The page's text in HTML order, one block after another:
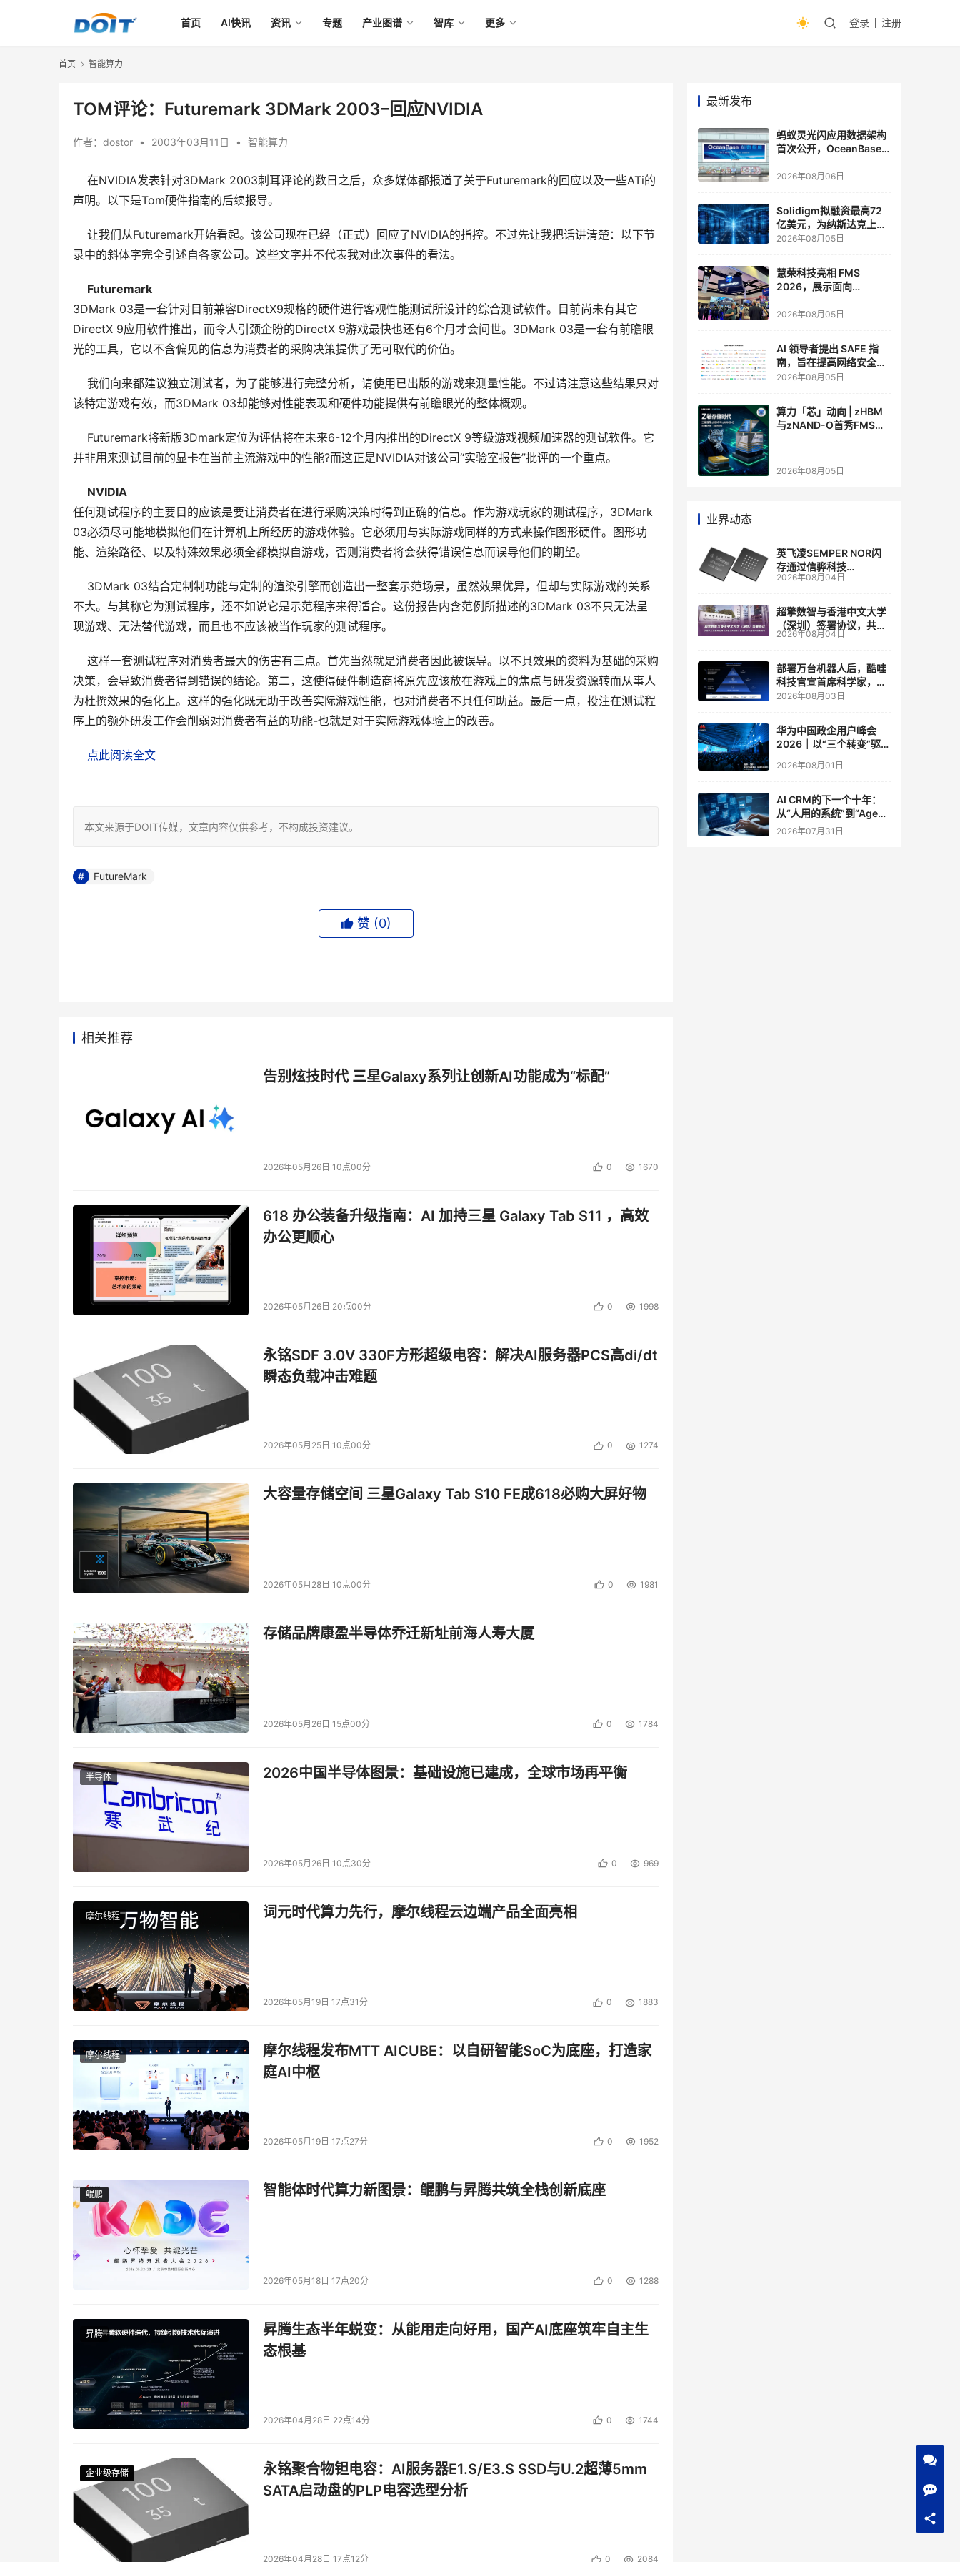
首页 AI快讯 资讯 专题 产业图谱 智库 更多 登录 注册
首页 智能算力
TOM评论：Futuremark 3DMark 2003–回应NVIDIA
作者： dostor • 2003年03月11日 • 智能算力
在NVIDIA发表针对3DMark 2003刺耳评论的数日之后，众多媒体都报道了关于Futuremark的回应以及一些ATi的
声明。以下是Tom硬件指南的后续报导。
让我们从Futuremark开始看起。该公司现在已经（正式）回应了NVIDIA的指控。不过先让我把话讲清楚：以下节
录中的斜体字完全引述自各家公司。这些文字并不代表我对此次事件的看法。
Futuremark
3DMark 03是一套针对目前兼容DirectX9规格的硬件进行客观性能测试所设计的综合测试软件。目前尚未有其它
DirectX 9应用软件推出，而令人引颈企盼的DirectX 9游戏最快也还有6个月才会问世。3DMark 03是一套有前瞻眼
光的工具，它以不含偏见的信息为消费者的采购决策提供了无可取代的价值。
我们向来都建议独立测试者，为了能够进行完整分析，请使用已出版的游戏来测量性能。不过请注意这些结果只对
该特定游戏有效，而3DMark 03却能够对性能表现和硬件功能提供有前瞻眼光的整体概观。
Futuremark将新版3Dmark定位为评估将在未来6-12个月内推出的DirectX 9等级游戏视频加速器的测试软件。它
并非用来测试目前的显卡在当前主流游戏中的性能?而这正是NVIDIA对该公司“实验室报告”批评的一个重点。
NVIDIA
任何测试程序的主要目的应该是要让消费者在进行采购决策时得到正确的信息。作为游戏玩家的测试程序，3DMark
03必须尽可能地模拟他们在计算机上所经历的游戏体验。它必须用与实际游戏同样的方式来操作图形硬件。图形功
能、渲染路径、以及特殊效果必须全都模拟自游戏，否则消费者将会获得错误信息而误导他们的期望。
3DMark 03结合定制制功能与定制的渲染引擎而创造出一整套示范场景，虽然效果优异，但却与实际游戏的关系
不大。与其称它为测试程序，还不如说它是示范程序来得适合。这份报告内含范例所描述的3DMark 03不只无法呈
现游戏、无法替代游戏，而且也不应该被当作玩家的测试程序。
这样一套测试程序对消费者最大的伤害有三点。首先当然就是消费者因此被误导。以不具效果的资料为基础的采购
决策，会导致消费者得到错误的结论。第二，这使得硬件制造商将原先应该放在游戏上的焦点与研发资源转而从事人
为杜撰效果的强化上。这样的强化既无助于改善实际游戏性能，也对消费者不具任何助益。最后一点，投注在测试程
序上的额外研发工作会削弱对消费者有益的功能-也就是对于实际游戏体验上的改善。
点此阅读全文
本文来源于DOIT传媒，文章内容仅供参考，不构成投资建议。
FutureMark
赞 (0)
相关推荐
告别炫技时代 三星Galaxy系列让创新AI功能成为“标配”
2026年05月26日 10点00分 0 1670
618 办公装备升级指南：AI 加持三星 Galaxy Tab S11 ，高效
办公更顺心
2026年05月26日 20点00分 0 1998
永铭SDF 3.0V 330F方形超级电容：解决AI服务器PCS高di/dt
瞬态负载冲击难题
2026年05月25日 10点00分 0 1274
大容量存储空间 三星Galaxy Tab S10 FE成618必购大屏好物
2026年05月28日 10点00分 0 1981
存储品牌康盈半导体乔迁新址前海人寿大厦
2026年05月26日 15点00分 0 1784
半导体 2026中国半导体图景：基础设施已建成，全球市场再平衡
2026年05月26日 10点30分 0 969
摩尔线程 词元时代算力先行，摩尔线程云边端产品全面亮相
2026年05月19日 17点31分 0 1883
摩尔线程
摩尔线程发布MTT AICUBE：以自研智能SoC为底座，打造家
庭AI中枢
2026年05月19日 17点27分 0 1952
鲲鹏
鲲鹏 智能体时代算力新图景：鲲鹏与昇腾共筑全栈创新底座
2026年05月18日 17点20分 0 1288
昇腾
昇腾生态半年蜕变：从能用走向好用，国产AI底座筑牢自主生
态根基
2026年04月28日 22点14分 0 1744
企业级存储
企业级存储
企业级存储
企业级存储
永铭聚合物钽电容：AI服务器E1.S/E3.S SSD与U.2超薄5mm
SATA启动盘的PLP电容选型分析
2026年04月28日 17点12分 0 2084
最新发布
蚂蚁灵光闪应用数据架构
首次公开，OceanBase
2026年08月06日
Solidigm拟融资最高72
亿美元，为纳斯达克上市
做准备
2026年08月05日
慧荣科技亮相 FMS
2026，展示面向
存储方案
2026年08月05日
AI 领导者提出 SAFE 指
南，旨在提高网络安全透
明度
2026年08月05日
算力「芯」动向 | zHBM
与zNAND-O首秀FMS
个维度，z轴算盘的魅力
2026年08月05日
业界动态
英飞凌SEMPER NOR闪
存通过信骅科技
AST2700 BMC认证，全
管理
2026年08月04日
超擎数智与香港中文大学
（深圳）签署协议，共建
人工智能和边缘计算联合
2026年08月04日
部署万台机器人后，酷哇
科技官宣首席科学家，要
让世界模型交付生产力
2026年08月03日
华为中国政企用户峰会
2026｜以“三个转变”驱动
2026年08月01日
AI CRM的下一个十年：
从“人用的系统”到“Agent
调用的底座”
2026年07月31日